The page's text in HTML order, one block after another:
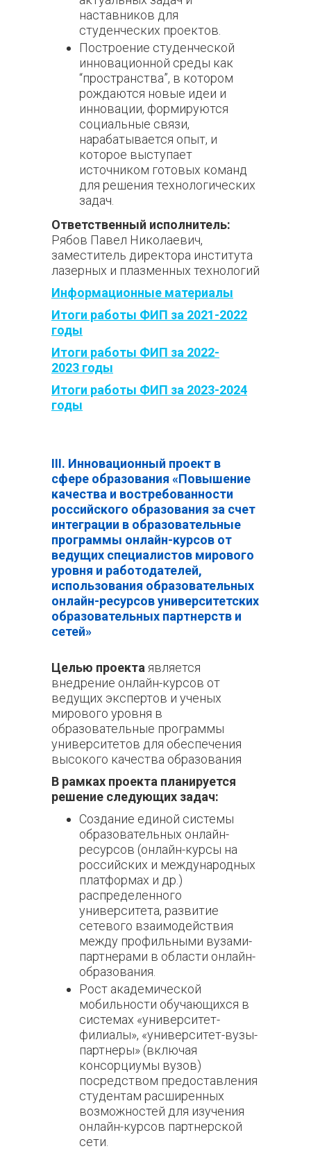
наставников для
студенческих проектов.
Построение студенческой
инновационной среды как
“пространства”, в котором
рождаются новые идеи и
инновации, формируются
социальные связи,
нарабатывается опыт, и
которое выступает
источником готовых команд
для решения технологических
задач.
Ответственный исполнитель:
Рябов Павел Николаевич,
заместитель директора института
лазерных и плазменных технологий
Информационные материалы
Итоги работы ФИП за 2021-2022
годы
Итоги работы ФИП за 2022-
2023 годы
Итоги работы ФИП за 2023-2024
годы
III. Инновационный проект в
сфере образования «Повышение
качества и востребованности
российского образования за счет
интеграции в образовательные
программы онлайн-курсов от
ведущих специалистов мирового
уровня и работодателей,
использования образовательных
онлайн-ресурсов университетских
образовательных партнерств и
сетей»
Целью проекта является
внедрение онлайн-курсов от
ведущих экспертов и ученых
мирового уровня в
образовательные программы
университетов для обеспечения
высокого качества образования
В рамках проекта планируется
решение следующих задач:
Создание единой системы
образовательных онлайн-
ресурсов (онлайн-курсы на
российских и международных
платформах и др.)
распределенного
университета, развитие
сетевого взаимодействия
между профильными вузами-
партнерами в области онлайн-
образования.
Рост академической
мобильности обучающихся в
системах «университет-
филиалы», «университет-вузы-
партнеры» (включая
консорциумы вузов)
посредством предоставления
студентам расширенных
возможностей для изучения
онлайн-курсов партнерской
сети.